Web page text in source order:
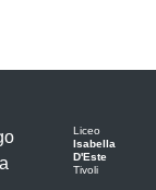
Liceo
Isabella
D'Este
Tivoli